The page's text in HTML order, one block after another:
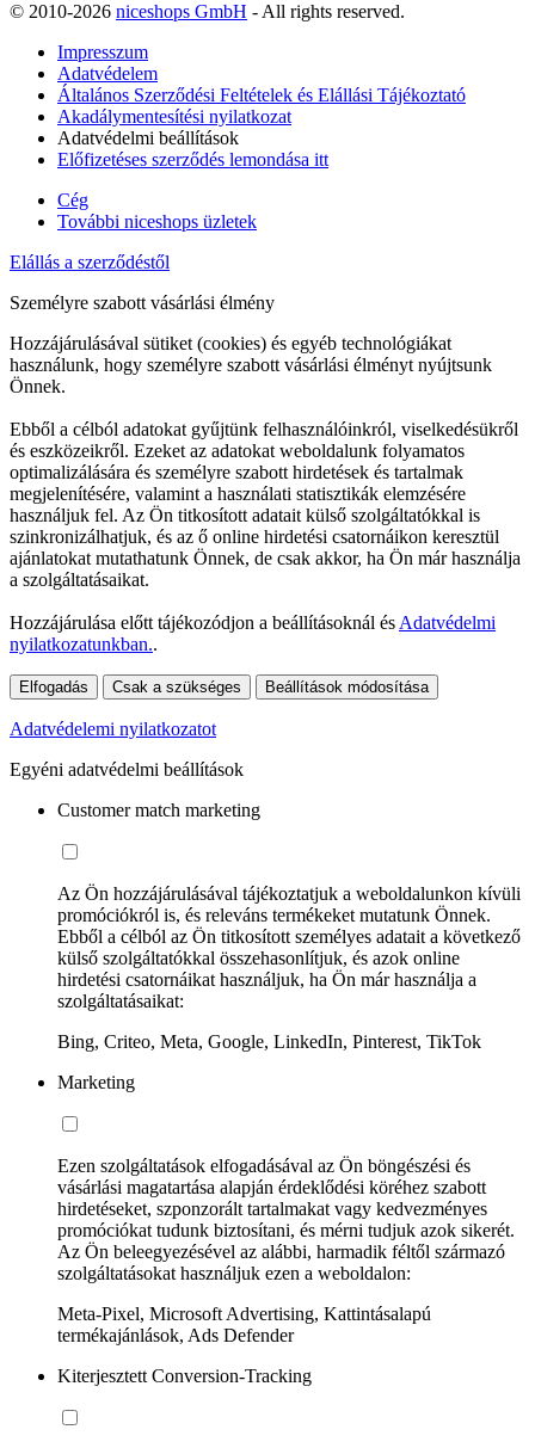
© 2010-2026 niceshops GmbH - All rights reserved.
Impresszum
Adatvédelem
Általános Szerződési Feltételek és Elállási Tájékoztató
Akadálymentesítési nyilatkozat
Adatvédelmi beállítások
Előfizetéses szerződés lemondása itt
Cég
További niceshops üzletek
Elállás a szerződéstől
Személyre szabott vásárlási élmény
Hozzájárulásával sütiket (cookies) és egyéb technológiákat
használunk, hogy személyre szabott vásárlási élményt nyújtsunk
Önnek.
Ebből a célból adatokat gyűjtünk felhasználóinkról, viselkedésükről
és eszközeikről. Ezeket az adatokat weboldalunk folyamatos
optimalizálására és személyre szabott hirdetések és tartalmak
megjelenítésére, valamint a használati statisztikák elemzésére
használjuk fel. Az Ön titkosított adatait külső szolgáltatókkal is
szinkronizálhatjuk, és az ő online hirdetési csatornáikon keresztül
ajánlatokat mutathatunk Önnek, de csak akkor, ha Ön már használja
a szolgáltatásaikat.
Hozzájárulása előtt tájékozódjon a beállításoknál és Adatvédelmi
nyilatkozatunkban..
Elfogadás Csak a szükséges Beállítások módosítása
Adatvédelemi nyilatkozatot
Egyéni adatvédelmi beállítások
Customer match marketing
Az Ön hozzájárulásával tájékoztatjuk a weboldalunkon kívüli
promóciókról is, és releváns termékeket mutatunk Önnek.
Ebből a célból az Ön titkosított személyes adatait a következő
külső szolgáltatókkal összehasonlítjuk, és azok online
hirdetési csatornáikat használjuk, ha Ön már használja a
szolgáltatásaikat:
Bing, Criteo, Meta, Google, LinkedIn, Pinterest, TikTok
Marketing
Ezen szolgáltatások elfogadásával az Ön böngészési és
vásárlási magatartása alapján érdeklődési köréhez szabott
hirdetéseket, szponzorált tartalmakat vagy kedvezményes
promóciókat tudunk biztosítani, és mérni tudjuk azok sikerét.
Az Ön beleegyezésével az alábbi, harmadik féltől származó
szolgáltatásokat használjuk ezen a weboldalon:
Meta-Pixel, Microsoft Advertising, Kattintásalapú
termékajánlások, Ads Defender
Kiterjesztett Conversion-Tracking